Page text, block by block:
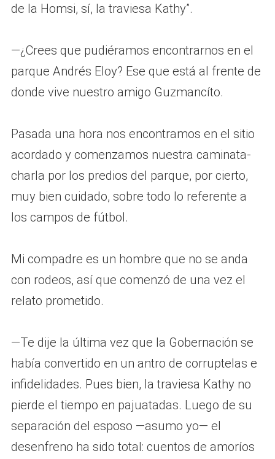
de la Homsi, sí, la traviesa Kathy”.
—¿Crees que pudiéramos encontrarnos en el
parque Andrés Eloy? Ese que está al frente de
donde vive nuestro amigo Guzmancíto.
Pasada una hora nos encontramos en el sitio
acordado y comenzamos nuestra caminata-
charla por los predios del parque, por cierto,
muy bien cuidado, sobre todo lo referente a
los campos de fútbol.
Mi compadre es un hombre que no se anda
con rodeos, así que comenzó de una vez el
relato prometido.
—Te dije la última vez que la Gobernación se
había convertido en un antro de corruptelas e
infidelidades. Pues bien, la traviesa Kathy no
pierde el tiempo en pajuatadas. Luego de su
separación del esposo —asumo yo— el
desenfreno ha sido total: cuentos de amoríos